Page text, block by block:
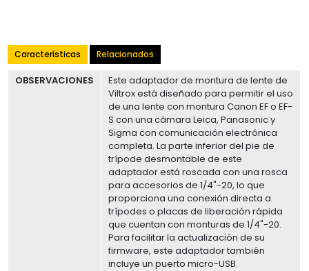
Características Relacionados
OBSERVACIONES
Este adaptador de montura de lente de
Viltrox está diseñado para permitir el uso
de una lente con montura Canon EF o EF-
S con una cámara Leica, Panasonic y
Sigma con comunicación electrónica
completa. La parte inferior del pie de
trípode desmontable de este
adaptador está roscada con una rosca
para accesorios de 1/4"-20, lo que
proporciona una conexión directa a
trípodes o placas de liberación rápida
que cuentan con monturas de 1/4"-20.
Para facilitar la actualización de su
firmware, este adaptador también
incluye un puerto micro-USB.